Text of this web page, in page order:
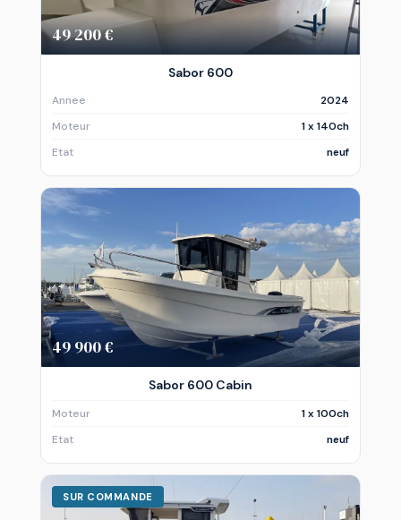
49 200 €
Sabor 600
Annee
2024
Moteur
1 x 140ch
Etat
neuf
49 900 €
Sabor 600 Cabin
Moteur
1 x 100ch
Etat
neuf
SUR COMMANDE